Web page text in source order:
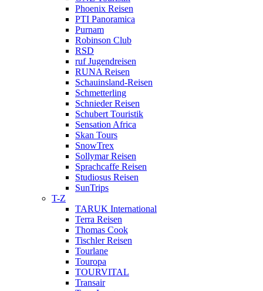
Phoenix Reisen
PTI Panoramica
Purnam
Robinson Club
RSD
ruf Jugendreisen
RUNA Reisen
Schauinsland-Reisen
Schmetterling
Schnieder Reisen
Schubert Touristik
Sensation Africa
Skan Tours
SnowTrex
Sollymar Reisen
Sprachcaffe Reisen
Studiosus Reisen
SunTrips
T-Z
TARUK International
Terra Reisen
Thomas Cook
Tischler Reisen
Tourlane
Touropa
TOURVITAL
Transair